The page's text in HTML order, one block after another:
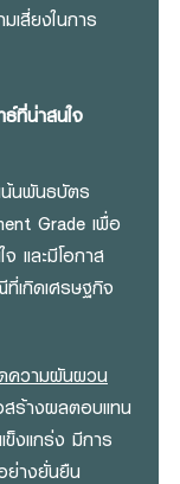
เสี่ยงในการ
ที่น่าสนใจ
น้นพันธบัตร
Grade เพื่อ
และมีโอกาส
เกิดเศรษฐกิจ
ความผันผวน
ร้างผลตอบแทน
ข็งแกร่ง มีการ
ย่างยั่นยืน